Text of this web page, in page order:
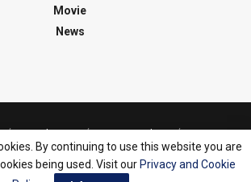
Movie
News
Disclaimer
Privacy Policy
Service
Media Group.
By continuing to use this website you are
being used. Visit our Privacy and Cookie